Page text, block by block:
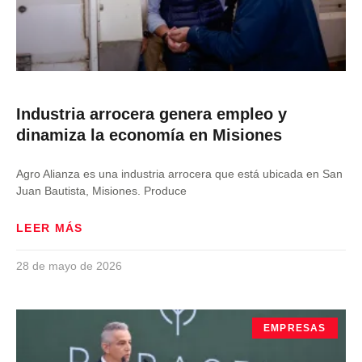
Industria arrocera genera empleo y
dinamiza la economía en Misiones
Agro Alianza es una industria arrocera que está ubicada en San
Juan Bautista, Misiones. Produce
LEER MÁS
28 de mayo de 2026
EMPRESAS